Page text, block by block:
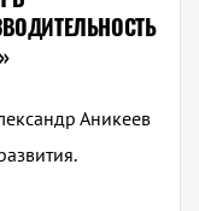
Аникеев